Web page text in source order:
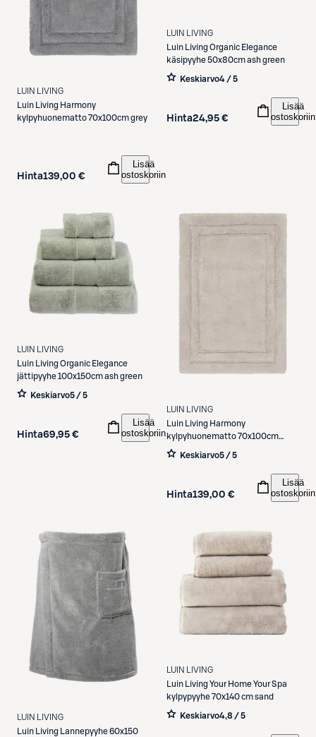
LUIN LIVING
Luin Living Harmony
kylpyhuonematto 70x100cm grey
Hinta139,00 €
Lisää
ostoskoriin
LUIN LIVING
Luin Living Organic Elegance
käsipyyhe 50x80cm ash green
Keskiarvo4 / 5
Hinta24,95 €
Lisää
ostoskoriin
LUIN LIVING
Luin Living Organic Elegance
jättipyyhe 100x150cm ash green
Keskiarvo5 / 5
Hinta69,95 €
Lisää
ostoskoriin
LUIN LIVING
Luin Living Harmony
kylpyhuonematto 70x100cm
beige
Keskiarvo5 / 5
Hinta139,00 €
Lisää
ostoskoriin
LUIN LIVING
Luin Living
Lannepyyhe 60x150
LUIN LIVING
Luin Living Your Home Your Spa
kylpypyyhe 70x140 cm sand
Keskiarvo4,8 / 5